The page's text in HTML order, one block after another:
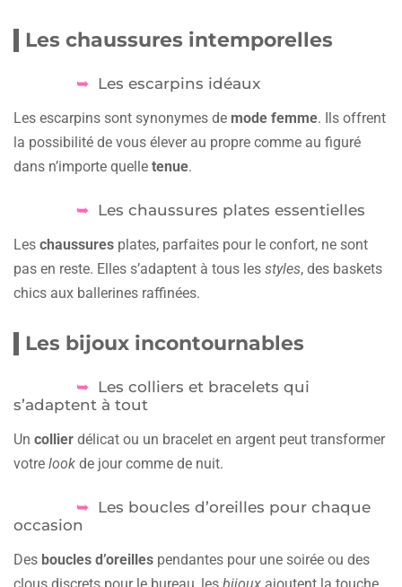
Les chaussures intemporelles
Les escarpins idéaux
Les escarpins sont synonymes de mode femme. Ils offrent
la possibilité de vous élever au propre comme au figuré
dans n’importe quelle tenue.
Les chaussures plates essentielles
Les chaussures plates, parfaites pour le confort, ne sont
pas en reste. Elles s’adaptent à tous les styles, des baskets
chics aux ballerines raffinées.
Les bijoux incontournables
Les colliers et bracelets qui
s’adaptent à tout
Un collier délicat ou un bracelet en argent peut transformer
votre look de jour comme de nuit.
Les boucles d’oreilles pour chaque
occasion
Des boucles d’oreilles pendantes pour une soirée ou des